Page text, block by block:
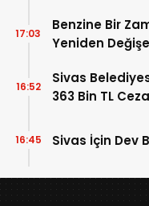
Benzine Bir
Yeniden
17:03
Sivas
363 Bin TL
16:52
Sivas İçin Dev
16:45